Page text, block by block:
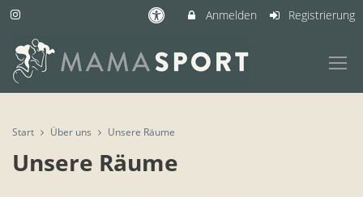
Anmelden Registrierung
Start Über uns Unsere Räume
Unsere Räume